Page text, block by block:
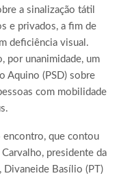
a sinalização tátil
e privados, a fim de
deficiência visual.
por unanimidade, um
Aquino (PSD) sobre
com mobilidade
encontro, que contou
presidente da
Divaneide Basílio (PT)